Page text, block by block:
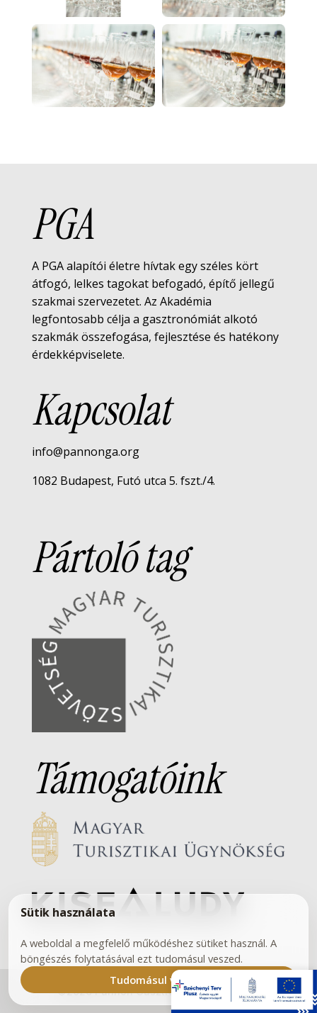
PGA
A PGA alapítói életre hívtak egy széles kört
átfogó, lelkes tagokat befogadó, építő jellegű
szakmai szervezetet. Az Akadémia
legfontosabb célja a gasztronómiát alkotó
szakmák összefogása, fejlesztése és hatékony
érdekképviselete.
Kapcsolat
info@pannonga.org
1082 Budapest, Futó utca 5. fszt./4.
Pártoló tag
Támogatóink
©2026 Pannon Gasztronómiai Akadémia
Sütik használata
A weboldal a megfelelő működéshez sütiket használ. A
böngészés folytatásával ezt tudomásul veszed.
Tudomásul vettem